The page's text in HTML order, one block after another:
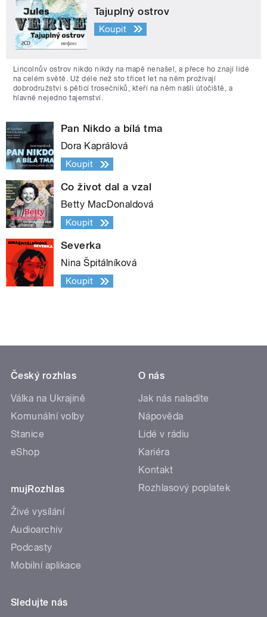
Tajuplný ostrov
Koupit
Lincolnův ostrov nikdo nikdy na mapě nenašel, a přece ho znají lidé
na celém světě. Už déle než sto třicet let na něm prožívají
dobrodružství s pěticí trosečníků, kteří na něm našli útočiště, a
hlavně nejedno tajemství.
Pan Nikdo a bílá tma
Dora Kaprálová
Koupit
Co život dal a vzal
Betty MacDonaldová
Koupit
Severka
Nina Špitálníková
Koupit
Český rozhlas
Válka na Ukrajině
Komunální volby
Stanice
eShop
mujRozhlas
Živé vysílání
Audioarchiv
Podcasty
Mobilní aplikace
O nás
Jak nás naladíte
Nápověda
Lidé v rádiu
Kariéra
Kontakt
Rozhlasový poplatek
Sledujte nás